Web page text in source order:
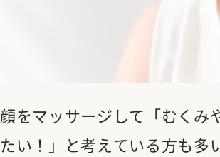
顔をマッサージして「むくみ
たい！」と考えている方も多